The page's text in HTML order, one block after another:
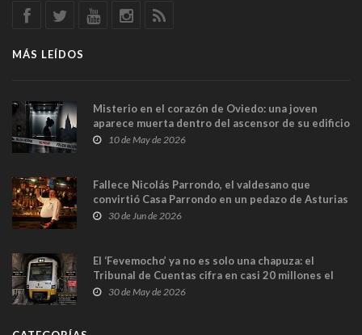
MÁS LEÍDOS
Misterio en el corazón de Oviedo: una joven
aparece muerta dentro del ascensor de su edificio
y las cámaras captan sus últimos minutos
10 de May de 2026
Fallece Nicolás Parrondo, el valdesano que
convirtió Casa Parrondo en un pedazo de Asturias
en Madrid
30 de Jun de 2026
El ‘Fevemocho’ ya no es solo una chapuza: el
Tribunal de Cuentas cifra en casi 20 millones el
sobrecoste de los trenes que no cabían por los
30 de May de 2026